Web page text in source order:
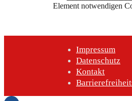
Element notwendigen
Impressum
Datenschutz
Kontakt